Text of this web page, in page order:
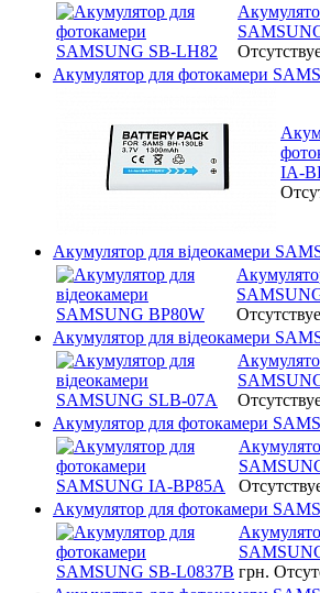
Акумулятор для фотокамери
IA-
Акумулятор для відеокамери
Акумулятор для відеокамери
Акумулятор для фотокамери
Акумулятор для фотокамери
грн.